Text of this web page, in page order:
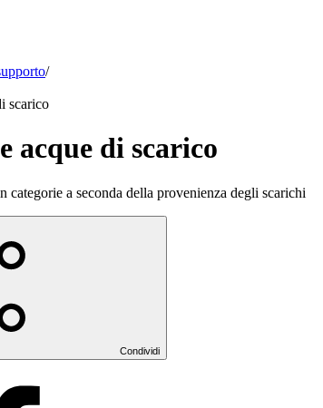
/
scarico
acque di scarico
categorie a seconda della provenienza degli scarichi
Condividi